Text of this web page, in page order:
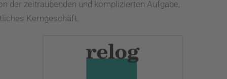
der zeitraubenden und komplizierten Aufgabe,
Kerngeschäft.